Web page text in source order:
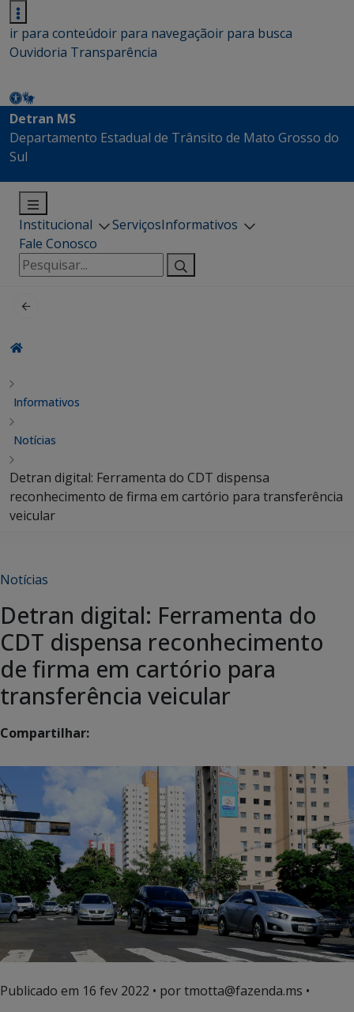
ir para conteúdoir para navegaçãoir para busca
Ouvidoria Transparência
Detran MS
Departamento Estadual de Trânsito de Mato Grosso do
Sul
Institucional ServiçosInformativos
Fale Conosco
Pesquisar
por:
Informativos
Notícias
Detran digital: Ferramenta do CDT dispensa
reconhecimento de firma em cartório para transferência
veicular
Notícias
Detran digital: Ferramenta do
CDT dispensa reconhecimento
de firma em cartório para
transferência veicular
Compartilhar:
Publicado em 16 fev 2022 • por tmotta@fazenda.ms •